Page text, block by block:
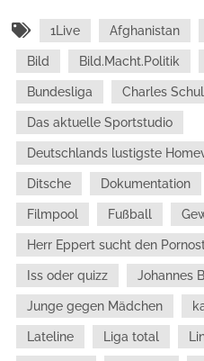
1Live Afghanistan
Bild Bild.Macht.Politik
Bundesliga Charles
Das aktuelle Sportstudio
Deutschlands lustigste
Ditsche Dokumentation
Filmpool Fußball
Herr Eppert sucht den
Iss oder quizz Johannes
Junge gegen Mädchen
Lateline Liga total